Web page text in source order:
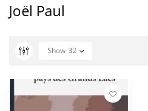
Joël Paul
Show 32